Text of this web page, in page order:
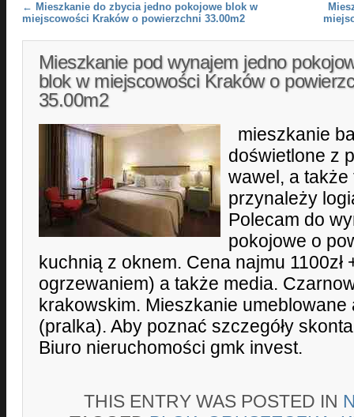
Post navigation
← Mieszkanie do zbycia jedno pokojowe blok w
miejscowości Kraków o powierzchni 33.00m2
Mieszkanie pod wynajem jedno
blok w miejscowości Kraków o
35.00m2
mieszkanie
doświetlone z
wawel, a także
przynależy
Polecam do
pokojowe o
kuchnią z oknem. Cena najmu 1100zł
ogrzewaniem) a także media.
krakowskim. Mieszkanie
(pralka). Aby poznać szczegóły
Biuro nieruchomości gmk invest.
THIS ENTRY WAS POSTED IN